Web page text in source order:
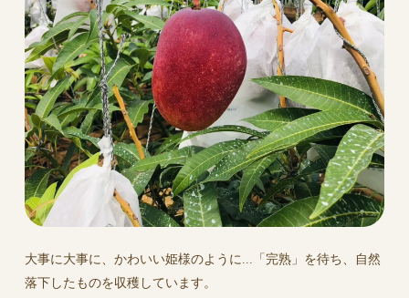
大事に大事に、かわいい姫様のように...「完熟」を待ち、自然
落下したものを収穫しています。